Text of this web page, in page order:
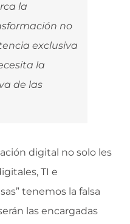
la
no
exclusiva
la
de las
digital no solo les
TI e
tenemos la falsa
las encargadas